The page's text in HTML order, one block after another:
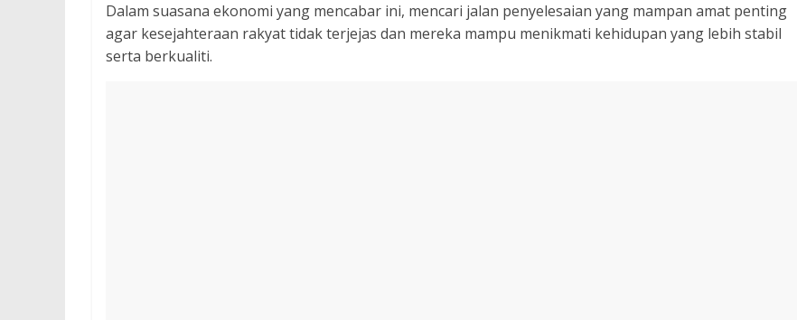
Dalam suasana ekonomi yang mencabar ini, mencari jalan penyelesaian yang mampan amat penting
agar kesejahteraan rakyat tidak terjejas dan mereka mampu menikmati kehidupan yang lebih stabil
serta berkualiti.